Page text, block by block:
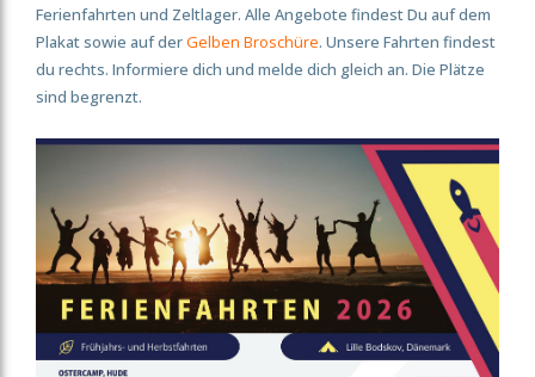
Ferienfahrten und Zeltlager. Alle Angebote findest Du auf dem
Plakat sowie auf derGelben Broschüre. Unsere Fahrten findest
du rechts. Informiere dich und melde dich gleich an. Die Plätze
sind begrenzt.